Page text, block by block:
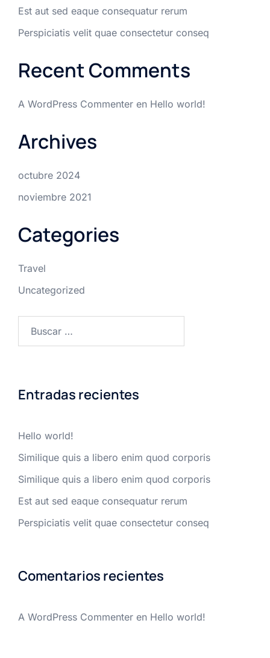
Est aut sed eaque consequatur rerum
Perspiciatis velit quae consectetur conseq
Recent Comments
A WordPress Commenter en Hello world!
Archives
octubre 2024
noviembre 2021
Categories
Travel
Uncategorized
Entradas recientes
Hello world!
Similique quis a libero enim quod corporis
Similique quis a libero enim quod corporis
Est aut sed eaque consequatur rerum
Perspiciatis velit quae consectetur conseq
Comentarios recientes
A WordPress Commenter en Hello world!